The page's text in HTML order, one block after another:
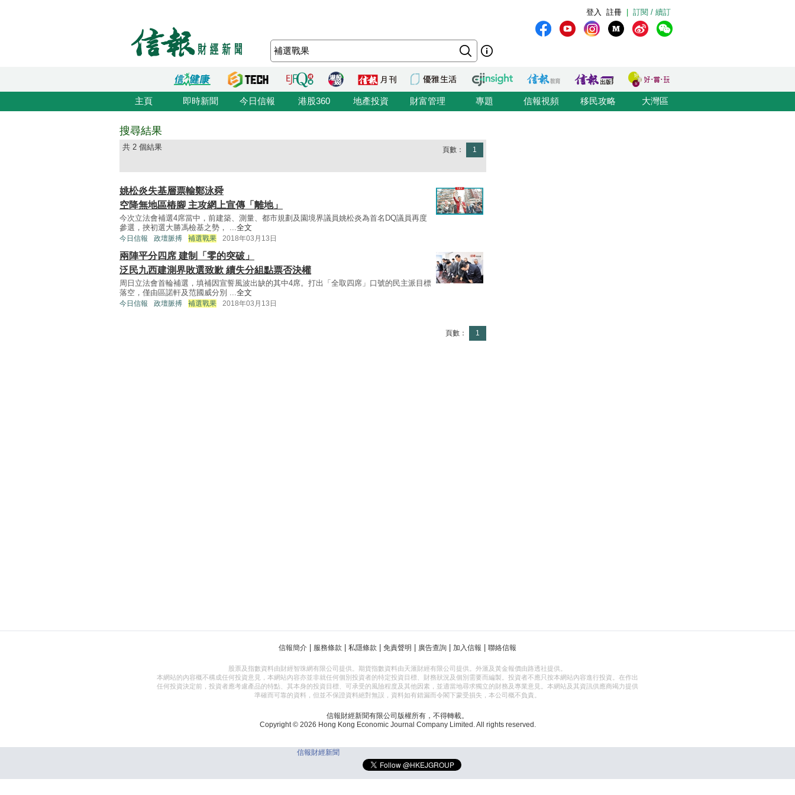
訂閱 / 續訂
註冊
登入
主頁 即時新聞 今日信報 港股360 地產投資 財富管理 專題 信報視頻 移民攻略 大灣區
搜尋結果
共 2 個結果 頁數： 1
姚松炎失基層票輸鄭泳舜
空降無地區樁腳 主攻網上宣傳「離地」
今次立法會補選4席當中，前建築、測量、都市規劃及園境界議員姚松炎為首名DQ議員再度
參選，挾初選大勝馮檢基之勢， ...全文
今日信報 政壇脈搏 補選戰果 2018年03月13日
兩陣平分四席 建制「零的突破」
泛民九西建測界敗選致歉 續失分組點票否決權
周日立法會首輪補選，填補因宣誓風波出缺的其中4席。打出「全取四席」口號的民主派目標
落空，僅由區諾軒及范國威分別 ...全文
今日信報 政壇脈搏 補選戰果 2018年03月13日
頁數： 1
信報簡介 服務條款 私隱條款 免責聲明 廣告查詢 加入信報 聯絡信報
股票及指數資料由財經智珠網有限公司提供。期貨指數資料由天滙財經有限公司提供。外滙及黃金報價由路透社提供。
本網站的內容概不構成任何投資意見，本網站內容亦並非就任何個別投資者的特定投資目標、財務狀況及個別需要而編製。投資者不應只按本網站內容進行投資。在作出
任何投資決定前，投資者應考慮產品的特點、其本身的投資目標、可承受的風險程度及其他因素，並適當地尋求獨立的財務及專業意見。本網站及其資訊供應商竭力提供
準確而可靠的資料，但並不保證資料絕對無誤，資料如有錯漏而令閣下蒙受損失，本公司概不負責。
信報財經新聞有限公司版權所有，不得轉載。
Copyright © 2026 Hong Kong Economic Journal Company Limited. All rights reserved.
信報財經新聞